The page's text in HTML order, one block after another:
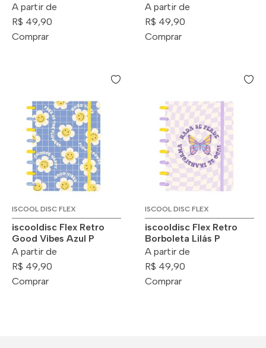
A partir de
R$ 49,90
Comprar
A partir de
R$ 49,90
Comprar
ISCOOL DISC FLEX
iscooldisc Flex Retro
Good Vibes Azul P
A partir de
R$ 49,90
Comprar
ISCOOL DISC FLEX
iscooldisc Flex Retro
Borboleta Lilás P
A partir de
R$ 49,90
Comprar